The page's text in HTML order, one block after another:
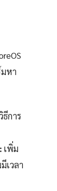
หา
การ
เพิ่ม
เวลา